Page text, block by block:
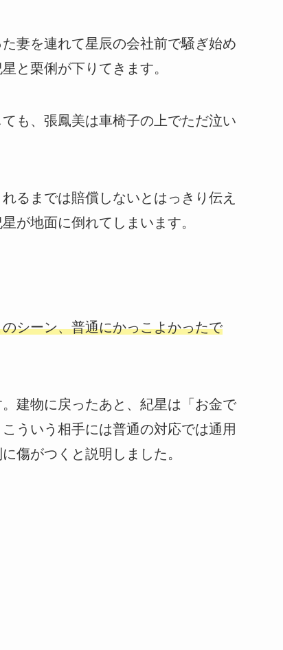
妻を連れて星辰の会社前で騒ぎ始め
と栗俐が下りてきます。
も、張鳳美は車椅子の上でただ泣い
るまでは賠償しないとはっきり伝え
が地面に倒れてしまいます。
シーン、普通にかっこよかったで
建物に戻ったあと、紀星は「お金で
ういう相手には普通の対応では通用
傷がつくと説明しました。